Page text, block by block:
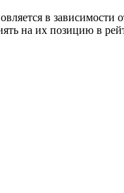
в зависимости
на их позицию в